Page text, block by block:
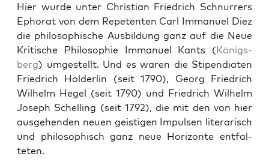
Hier wurde unter Chris­t­ian Friedrich Schnur­rers
Ephor­at von dem Repe­ten­ten Carl Immanuel Diez
die philosophis­che Aus­bil­dung ganz auf die Neue
Kri­tis­che Philoso­phie Immanuel Kants (Königs­
berg) umgestellt. Und es waren die Stipen­di­at­en
Friedrich Hölder­lin (seit 1790), Georg Friedrich
Wil­helm Hegel (seit 1790) und Friedrich Wil­helm
Joseph Schelling (seit 1792), die mit den von hier
aus­ge­hen­den neuen geisti­gen Impulsen lit­er­arisch
und philosophisch ganz neue Hor­i­zonte ent­fal­
teten.